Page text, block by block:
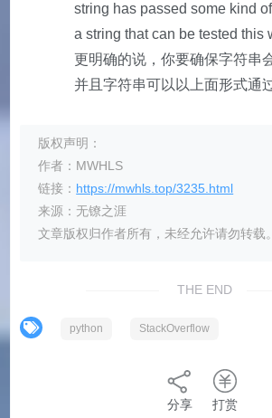
string has passed some kind
a string that can be tested this
更明确的说，你要确保字符串
并且字符串可以以上面形式通
版权声明：
作者：MWHLS
链接： https://mwhls.top/3235.html
来源：无镣之涯
文章版权归作者所有，未经允许请勿转载。
THE END
python StackOverflow
分享 打赏